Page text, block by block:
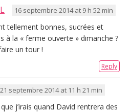
16 septembre 2014 at 9 h 52 min
tellement bonnes, sucrées et
à la « ferme ouverte » dimanche ?
un tour !
Reply
21 septembre 2014 at 11 h 21 min
j’irais quand David rentrera des